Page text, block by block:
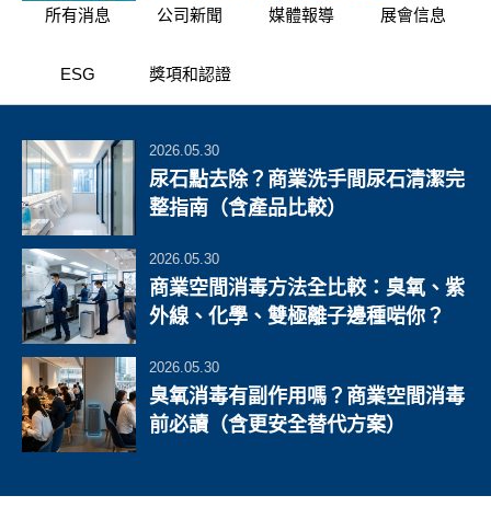
所有消息 公司新聞 媒體報導 展會信息
ESG 獎項和認證
2026.05.30
尿石點去除？商業洗手間尿石清潔完
整指南（含產品比較）
2026.05.30
商業空間消毒方法全比較：臭氧、紫
外線、化學、雙極離子邊種啱你？
2026.05.30
臭氧消毒有副作用嗎？商業空間消毒
前必讀（含更安全替代方案）